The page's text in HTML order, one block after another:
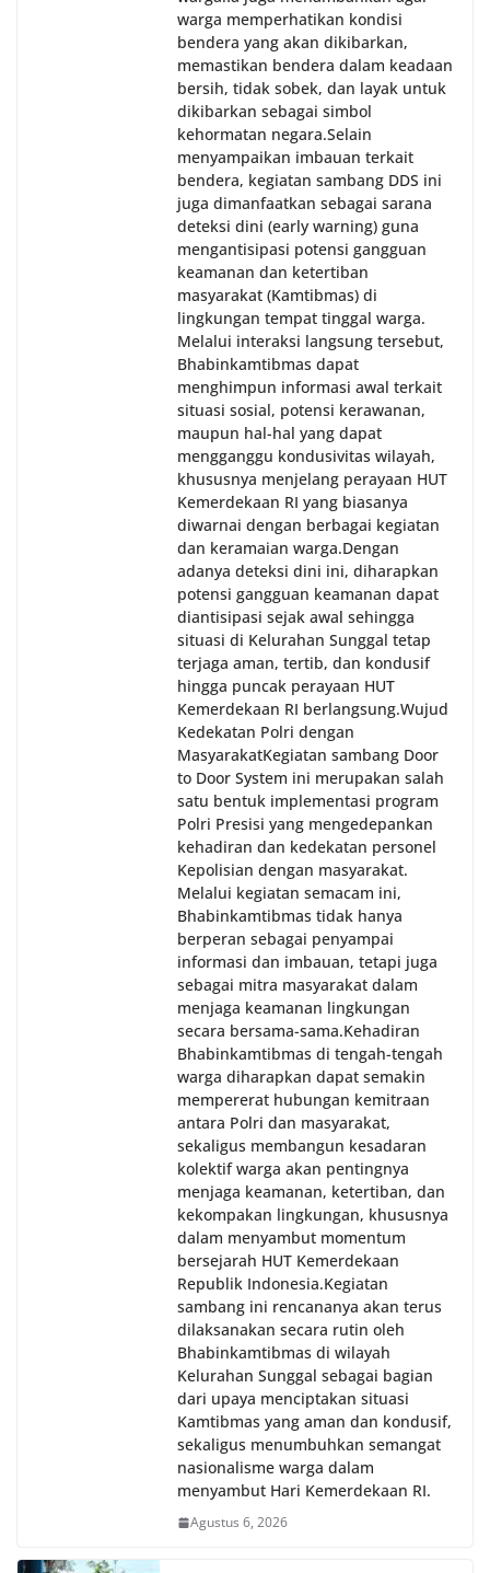
warga memperhatikan kondisi
bendera yang akan dikibarkan,
memastikan bendera dalam keadaan
bersih, tidak sobek, dan layak untuk
dikibarkan sebagai simbol
kehormatan negara.‎‎‎Selain
menyampaikan imbauan terkait
bendera, kegiatan sambang DDS ini
juga dimanfaatkan sebagai sarana
deteksi dini (early warning) guna
mengantisipasi potensi gangguan
keamanan dan ketertiban
masyarakat (Kamtibmas) di
lingkungan tempat tinggal warga.
Melalui interaksi langsung tersebut,
Bhabinkamtibmas dapat
menghimpun informasi awal terkait
situasi sosial, potensi kerawanan,
maupun hal-hal yang dapat
mengganggu kondusivitas wilayah,
khususnya menjelang perayaan HUT
Kemerdekaan RI yang biasanya
diwarnai dengan berbagai kegiatan
dan keramaian warga.‎‎Dengan
adanya deteksi dini ini, diharapkan
potensi gangguan keamanan dapat
diantisipasi sejak awal sehingga
situasi di Kelurahan Sunggal tetap
terjaga aman, tertib, dan kondusif
hingga puncak perayaan HUT
Kemerdekaan RI berlangsung.‎‎Wujud
Kedekatan Polri dengan
Masyarakat‎Kegiatan sambang Door
to Door System ini merupakan salah
satu bentuk implementasi program
Polri Presisi yang mengedepankan
kehadiran dan kedekatan personel
Kepolisian dengan masyarakat.
Melalui kegiatan semacam ini,
Bhabinkamtibmas tidak hanya
berperan sebagai penyampai
informasi dan imbauan, tetapi juga
sebagai mitra masyarakat dalam
menjaga keamanan lingkungan
secara bersama-sama.‎‎Kehadiran
Bhabinkamtibmas di tengah-tengah
warga diharapkan dapat semakin
mempererat hubungan kemitraan
antara Polri dan masyarakat,
sekaligus membangun kesadaran
kolektif warga akan pentingnya
menjaga keamanan, ketertiban, dan
kekompakan lingkungan, khususnya
dalam menyambut momentum
bersejarah HUT Kemerdekaan
Republik Indonesia.‎Kegiatan
sambang ini rencananya akan terus
dilaksanakan secara rutin oleh
Bhabinkamtibmas di wilayah
Kelurahan Sunggal sebagai bagian
dari upaya menciptakan situasi
Kamtibmas yang aman dan kondusif,
sekaligus menumbuhkan semangat
nasionalisme warga dalam
menyambut Hari Kemerdekaan RI.
Agustus 6, 2026